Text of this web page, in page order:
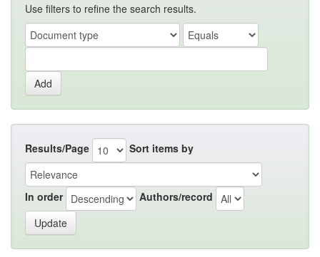
Use filters to refine the search results.
Results/Page Sort items by
In order Authors/record